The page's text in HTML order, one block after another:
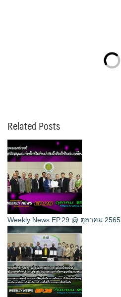
Related Posts
Weekly News EP.29 @ ตุลาคม 2565